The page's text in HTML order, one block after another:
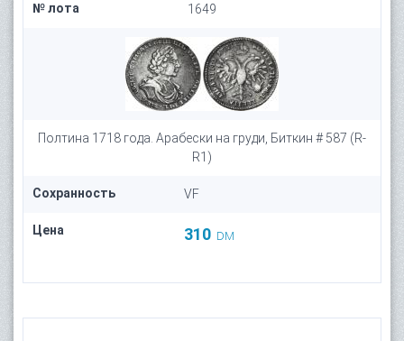
№ лота 1649
Полтина 1718 года. Арабески на груди, Биткин # 587 (R-
R1)
Сохранность VF
Цена 310 DM